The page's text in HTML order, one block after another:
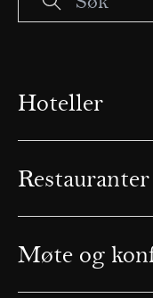
Hoteller
Restauranter
Møte og